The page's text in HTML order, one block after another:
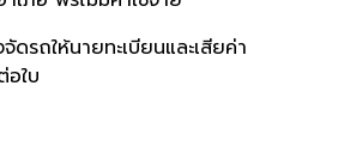
รถให้นายทะเบียนและเสียค่า
ใบ